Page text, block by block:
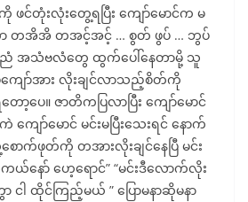
ဖင်တုံးလုံးတွေ့ရပြီး ကျော်မောင်က မ
ကာ တအိအိ တအင့်အင့် … စွတ် ဖွပ် … ဘွပ်
ညံ အသံဗလံတွေ ထွက်ပေါ်နေတာမို့ သူ
ော်အား လိုးချင်လာသည့်စိတ်ကို
ပေ။ ဇာတိကပြလာပြီး ကျော်မောင်
ကျော်မောင် မင်းမပြီးသေးရင် နောက်
ာက်ဖုတ်ကို တအားလိုးချင်နေပြီ မင်း
ယ်နော် ဟေ့ရောင်” “မင်းဒီလောက်လိုး
ငါ ထိုင်ကြည့်မယ် ” ပြောမနာဆိုမနာ